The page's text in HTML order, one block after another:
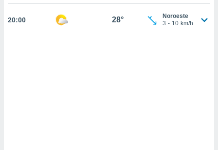
así como
20:00 28°
Noroeste
3 - 10 km/h